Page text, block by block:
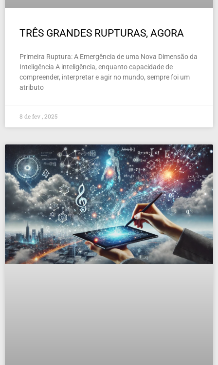
TRÊS GRANDES RUPTURAS, AGORA
Primeira Ruptura: A Emergência de uma Nova Dimensão da
Inteligência A inteligência, enquanto capacidade de
compreender, interpretar e agir no mundo, sempre foi um
atributo
8 de fev , 2025